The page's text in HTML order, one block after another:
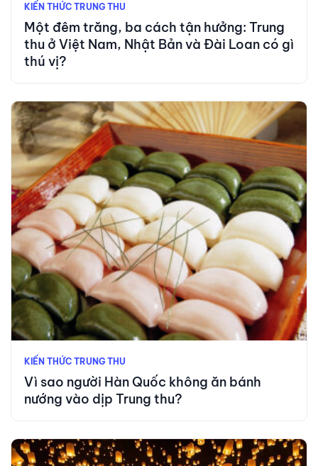
KIẾN THỨC TRUNG THU
Một đêm trăng, ba cách tận hưởng: Trung
thu ở Việt Nam, Nhật Bản và Đài Loan có gì
thú vị?
KIẾN THỨC TRUNG THU
Vì sao người Hàn Quốc không ăn bánh
nướng vào dịp Trung thu?